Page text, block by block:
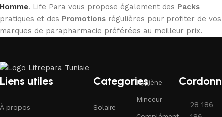
Homme. Life Para vous propose également des Packs
pratiques et des Promotions régulières pour profiter de vos
marques de parapharmacie préférées au meilleur prix.
Liens utiles
À propos
Categories
Solaire
Hygiène
Minceur
28 186